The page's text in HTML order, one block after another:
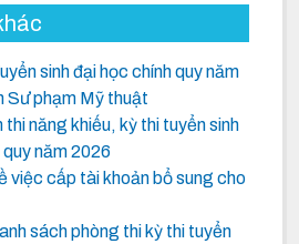
sinh đại học chính quy năm
Sư phạm Mỹ thuật
thi năng khiếu, kỳ thi tuyển sinh
năm 2026
việc cấp tài khoản bổ sung cho
sách phòng thi kỳ thi tuyển